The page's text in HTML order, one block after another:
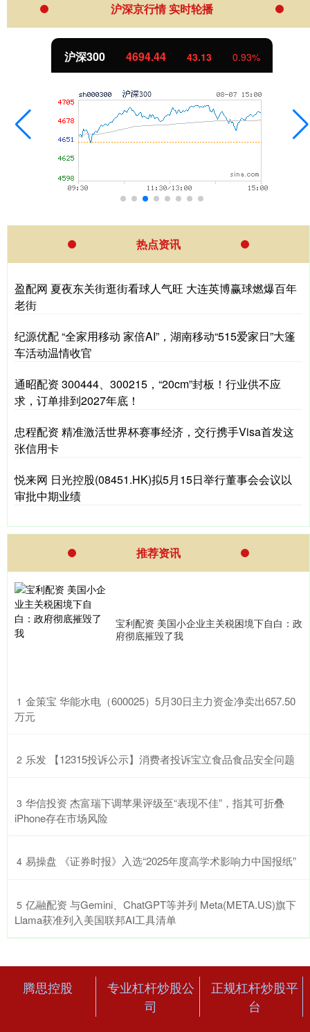
沪深京行情 实时轮播
沪深300 4694.44 43.13 0.93%
热点资讯
盈配网 夏夜东关街逛街看球人气旺 大连英博赢球燃爆百年
老街
纪源优配 “全家用移动 家倍AI”，湖南移动“515爱家日”大篷
车活动温情收官
通昭配资 300444、300215，“20cm”封板！行业供不应
求，订单排到2027年底！
忠程配资 精准激活世界杯赛事经济，交行携手Visa首发这
张信用卡
悦来网 日光控股(08451.HK)拟5月15日举行董事会会议以
审批中期业绩
推荐资讯
宝利配资 美国小企业主关税困境下自白：政
府彻底摧毁了我
1 ​金策宝 华能水电（600025）5月30日主力资金净卖出657.50
万元
2 ​乐发 【12315投诉公示】消费者投诉宝立食品食品安全问题
3 ​华信投资 杰富瑞下调苹果评级至“表现不佳”，指其可折叠
iPhone存在市场风险
4 ​易操盘 《证券时报》入选“2025年度高学术影响力中国报纸”
5 ​亿融配资 与Gemini、ChatGPT等并列 Meta(META.US)旗下
Llama获准列入美国联邦AI工具清单
腾思控股
专业杠杆炒股公
司
正规杠杆炒股平
台